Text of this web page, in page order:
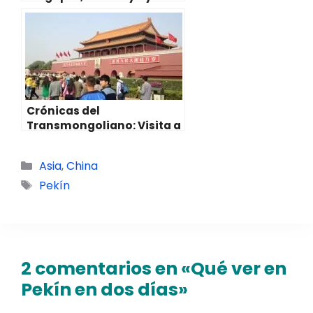
Pekín: Datos prácticos y
Crónicas del
Transmongoliano: Visita a
Categorías
Asia,China
Etiquetas
Pekín
2 comentarios en «Qué ver en
Pekín en dos días»